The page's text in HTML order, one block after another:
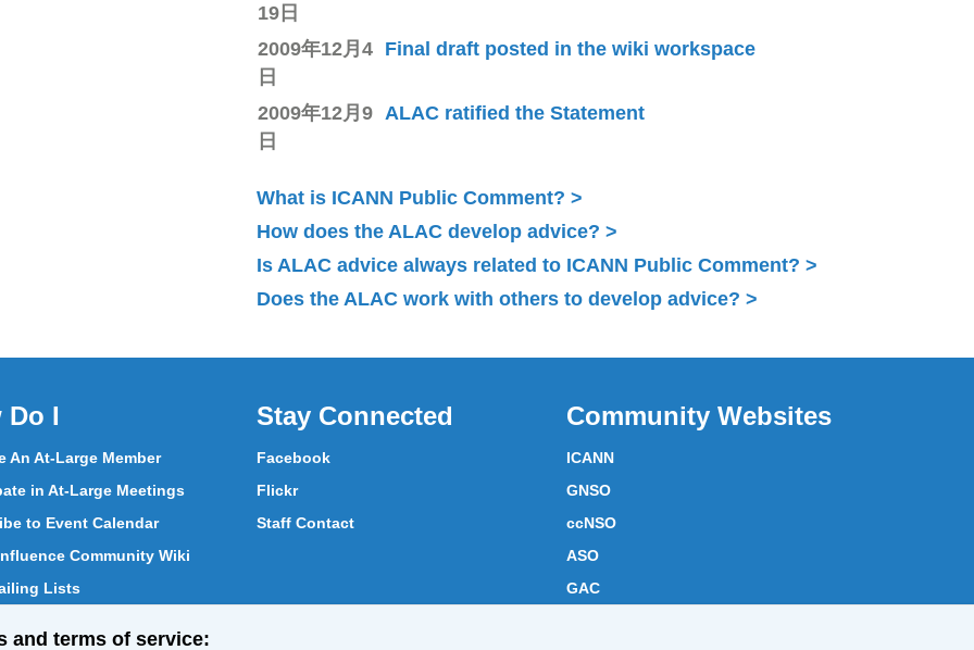
19日
2009年12月4
日
Final draft posted in the wiki workspace
2009年12月9
日
ALAC ratified the Statement
What is ICANN Public Comment?
How does the ALAC develop advice?
Is ALAC advice always related to ICANN Public Comment?
Does the ALAC work with others to develop advice?
Do I
An At-Large Member
in At-Large Meetings
to Event Calendar
Community Wiki
Lists
Stay Connected
Facebook
Flickr
Staff Contact
Community Websites
ICANN
GNSO
ccNSO
ASO
GAC
and terms of service: